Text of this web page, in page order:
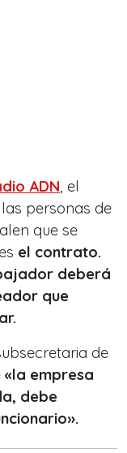
ADN, el
personas de
que se
el contrato.
deberá
que
de
«la empresa
debe